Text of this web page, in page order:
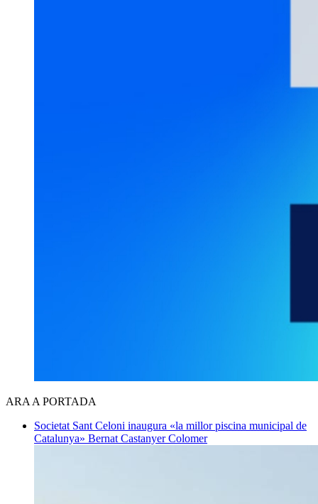
ARA A PORTADA
Societat Sant Celoni inaugura «la millor piscina municipal de
Catalunya» Bernat Castanyer Colomer